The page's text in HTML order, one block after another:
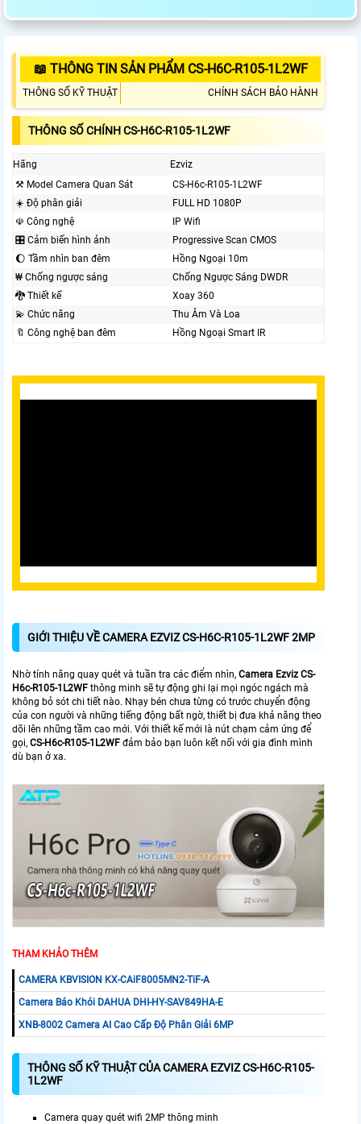
📖 THÔNG TIN SẢN PHẨM CS-H6C-R105-1L2WF
THÔNG SỐ KỸ THUẬT CHÍNH SÁCH BẢO HÀNH
THÔNG SỐ CHÍNH CS-H6C-R105-1L2WF
Hãng
Ezviz
⚒ Model Camera Quan Sát
CS-H6c-R105-1L2WF
☀️ Độ phân giải
FULL HD 1080P
☫ Công nghệ
IP Wifi
🎛 Cảm biến hình ảnh
Progressive Scan CMOS
🌔 Tầm nhìn ban đêm
Hồng Ngoại 10m
₩ Chống ngược sáng
Chống Ngược Sáng DWDR
🐉️ Thiết kế
Xoay 360
💫 Chức năng
Thu Âm Và Loa
🔖 Công nghệ ban đêm
Hồng Ngoại Smart IR
GIỚI THIỆU VỀ CAMERA EZVIZ CS-H6C-R105-1L2WF 2MP
Nhờ tính năng quay quét và tuần tra các điểm nhìn, Camera Ezviz CS-
H6c-R105-1L2WF thông minh sẽ tự động ghi lại mọi ngóc ngách mà
không bỏ sót chi tiết nào. Nhạy bén chưa từng có trước chuyển động
của con người và những tiếng động bất ngờ, thiết bị đưa khả năng theo
dõi lên những tầm cao mới. Với thiết kế mới là nút chạm cảm ứng để
gọi, CS-H6c-R105-1L2WF đảm bảo bạn luôn kết nối với gia đình mình
dù bạn ở xa.
THAM KHẢO THÊM
CAMERA KBVISION KX-CAiF8005MN2-TiF-A
Camera Báo Khói DAHUA DHI-HY-SAV849HA-E
XNB-8002 Camera AI Cao Cấp Độ Phân Giải 6MP
THÔNG SỐ KỸ THUẬT CỦA CAMERA EZVIZ CS-H6C-R105-
1L2WF
Camera quay quét wifi 2MP thông minh